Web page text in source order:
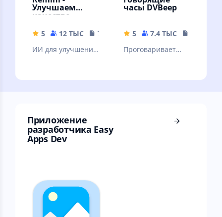
Улучшаем
качество
5 12 ТЫС
79.19 MB
ИИ для улучшения
часы DVBeep
5 7.4 ТЫС
Проговаривает
Приложение
разработчика Easy
Apps Dev